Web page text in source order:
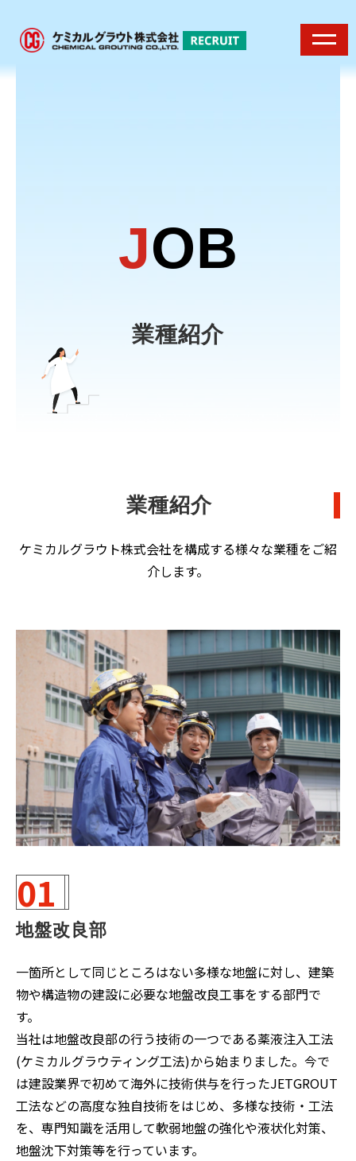
JOB
業種紹介
業種紹介
ケミカルグラウト株式会社を構成する様々な業種をご紹
介します。
01
地盤改良部
一箇所として同じところはない多様な地盤に対し、建築
物や構造物の建設に必要な地盤改良工事をする部門で
す。
当社は地盤改良部の行う技術の一つである薬液注入工法
(ケミカルグラウティング工法)から始まりました。今で
は建設業界で初めて海外に技術供与を行ったJETGROUT
工法などの高度な独自技術をはじめ、多様な技術・工法
を、専門知識を活用して軟弱地盤の強化や液状化対策、
地盤沈下対策等を行っています。